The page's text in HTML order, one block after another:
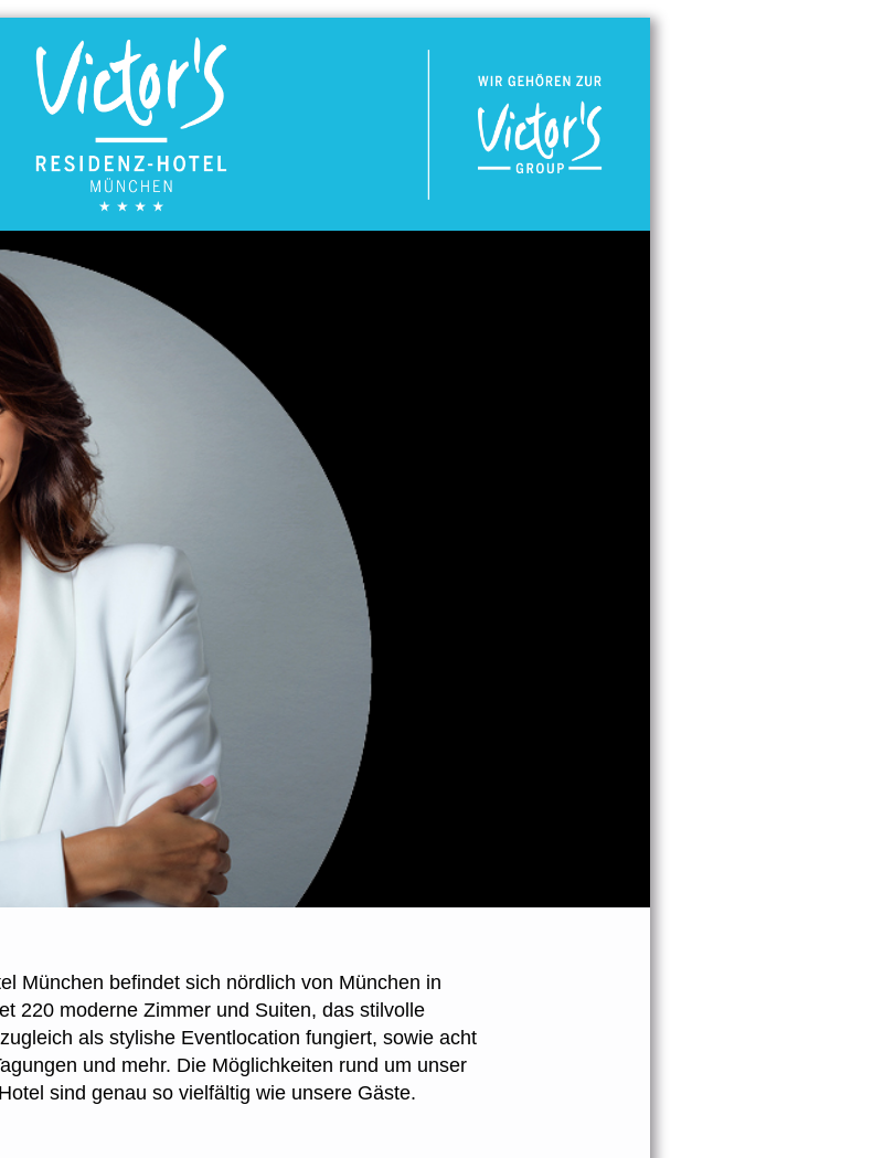
München befindet sich nördlich von München in
220 moderne Zimmer und Suiten, das stilvolle
als stylishe Eventlocation fungiert, sowie acht
und mehr. Die Möglichkeiten rund um unser
sind genau so vielfältig wie unsere Gäste.